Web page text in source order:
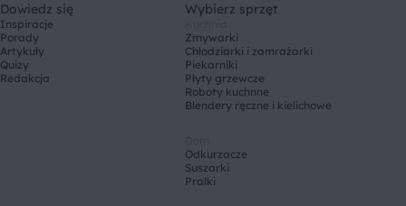
Dowiedz się
Inspiracje
Porady
Artykuły
Quizy
Redakcja
Wybierz sprzęt
Zmywarki
Chłodziarki i zamrażarki
Piekarniki
Płyty grzewcze
Roboty kuchnne
Blendery ręczne i kielichowe
Odkurzacze
Suszarki
Pralki